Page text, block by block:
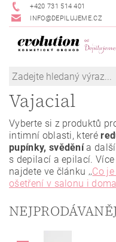
+420 731 514 401
INFO@DEPILUJEME.CZ
Vajacial
Vyberte si z produktů
intimní oblasti, které
pupínky, svěděnía další
s depilací a epilací.
najdete ve článku ‚‚Co
ošetření v salonu i